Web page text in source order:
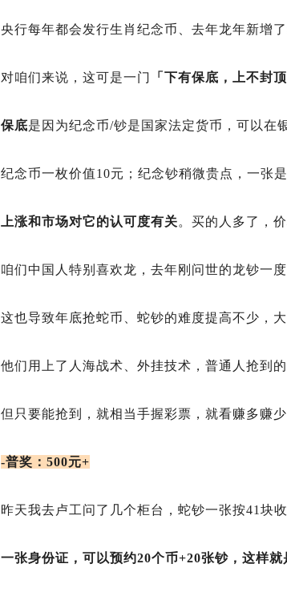
央行每年都会发行生肖纪念币、去年龙年新增
对咱们来说，这可是一门 「下有保底，上不封顶
保底是因为纪念币/钞是国家法定货币，可以在
纪念币一枚价值10元；纪念钞稍微贵点，一张是
上涨和市场对它的认可度有关。买的人多了，
咱们中国人特别喜欢龙，去年刚问世的龙钞一
这也导致年底抢蛇币、蛇钞的难度提高不少，
他们用上了人海战术、外挂技术，普通人抢到的
但只要能抢到，就相当手握彩票，就看赚多赚
-普奖：500元+
昨天我去卢工问了几个柜台，蛇钞一张按41块
一张身份证，可以预约20个币+20张钞，这样就